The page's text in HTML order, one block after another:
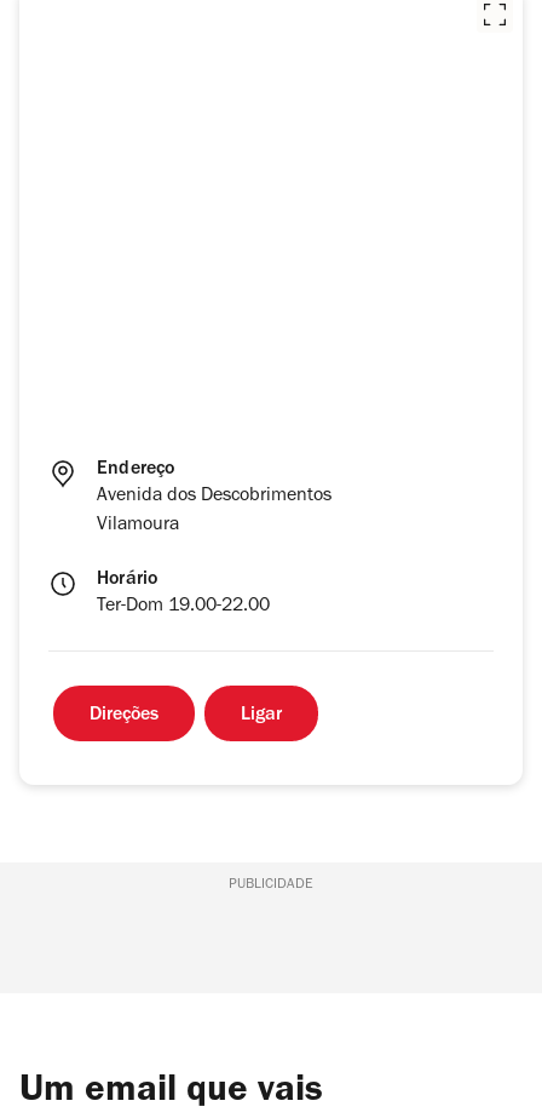
Endereço
Avenida dos Descobrimentos
Vilamoura
Horário
Ter-Dom 19.00-22.00
Direções Ligar
PUBLICIDADE
Um email que vais